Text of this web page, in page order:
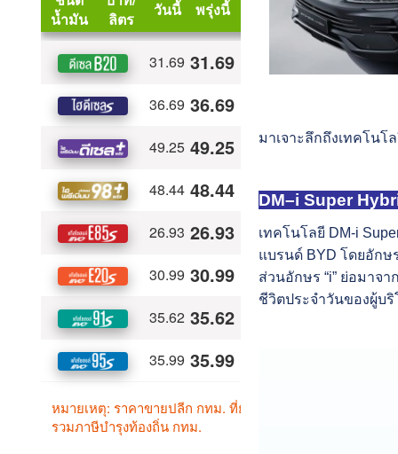
มาเจาะลึกถึงเทคโน
DM–i Super
เทคโนโลยี DM-i
แบรนด์ BYD โดยอักษ
ส่วนอักษร “i” ย่อมาจ
ชีวิตประจำวันของผู้บ